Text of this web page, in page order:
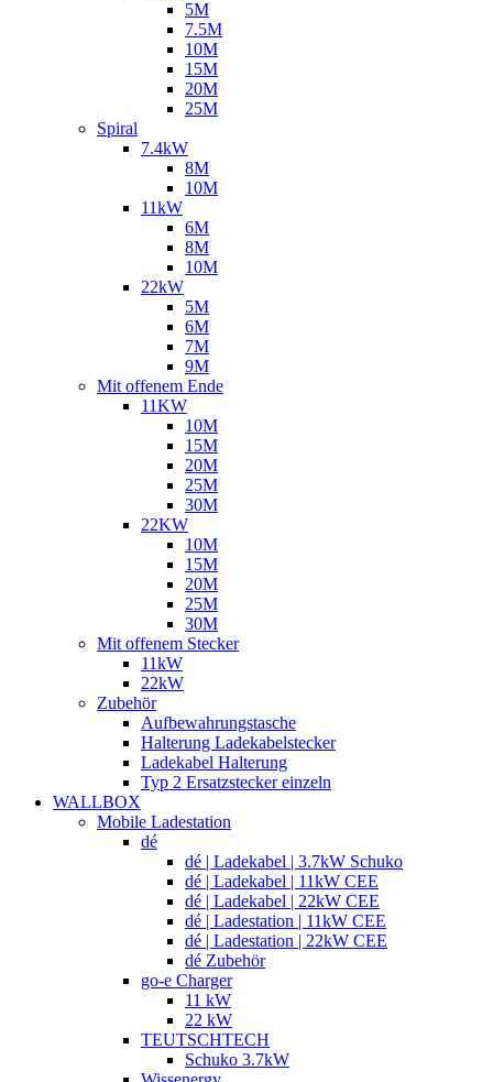
5M
7.5M
10M
15M
20M
25M
Spiral
7.4kW
8M
10M
11kW
6M
8M
10M
22kW
5M
6M
7M
9M
Mit offenem Ende
11KW
10M
15M
20M
25M
30M
22KW
10M
15M
20M
25M
30M
Mit offenem Stecker
11kW
22kW
Zubehör
Aufbewahrungstasche
Halterung Ladekabelstecker
Ladekabel Halterung
Typ 2 Ersatzstecker einzeln
WALLBOX
Mobile Ladestation
dé
dé | Ladekabel | 3.7kW Schuko
dé | Ladekabel | 11kW CEE
dé | Ladekabel | 22kW CEE
dé | Ladestation | 11kW CEE
dé | Ladestation | 22kW CEE
dé Zubehör
go-e Charger
11 kW
22 kW
TEUTSCHTECH
Schuko 3.7kW